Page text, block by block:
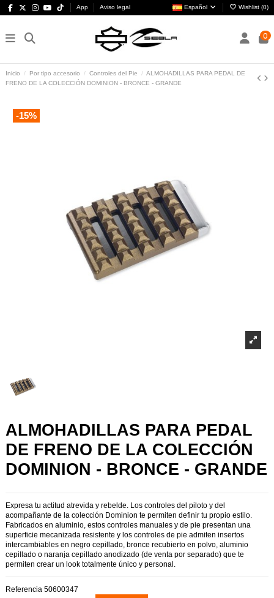
App Aviso legal Español Wishlist (0)
0
Inicio Por tipo accesorio Controles del Pie
ALMOHADILLAS PARA PEDAL DE
FRENO DE LA COLECCIÓN DOMINION - BRONCE - GRANDE
-15%
ALMOHADILLAS PARA PEDAL
DE FRENO DE LA COLECCIÓN
DOMINION - BRONCE - GRANDE
Expresa tu actitud atrevida y rebelde. Los controles del piloto y del
acompañante de la colección Dominion te permiten definir tu propio estilo.
Fabricados en aluminio, estos controles manuales y de pie presentan una
superficie mecanizada resistente y los controles de pie admiten insertos
intercambiables en negro cepillado, bronce recubierto en polvo, aluminio
cepillado o naranja cepillado anodizado (de venta por separado) que te
permiten crear un look totalmente único y personal.
Referencia 50600347